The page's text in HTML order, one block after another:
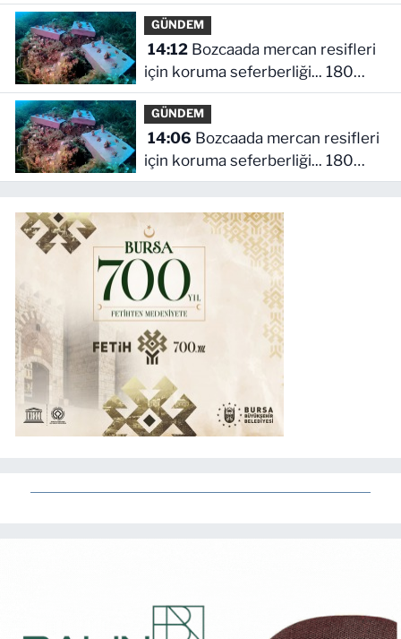
GÜNDEM
14:12Bozcaada mercan resifleri
için koruma seferberliği... 180
deniz canlısı türü kayıt altına alındı
GÜNDEM
14:06
için koruma seferberliği... 180
deniz canlısı türü kayıt altına alındı